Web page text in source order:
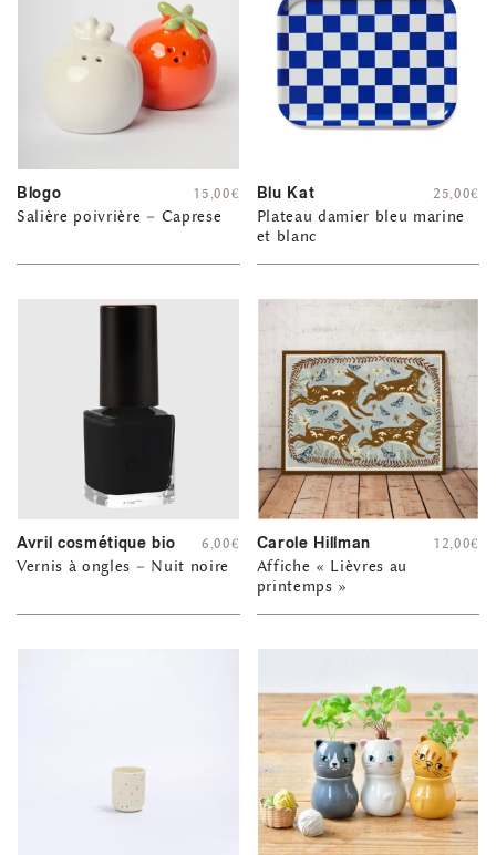
Blogo
Salière poivrière – Caprese
15,00€ Blu Kat
Plateau damier bleu marine
et blanc
25,00€
Avril cosmétique bio
Vernis à ongles – Nuit noire
6,00€ Carole Hillman
Affiche « Lièvres au
printemps »
12,00€